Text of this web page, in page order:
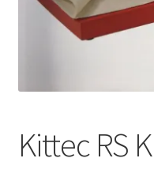
Informatie
Kittec RS